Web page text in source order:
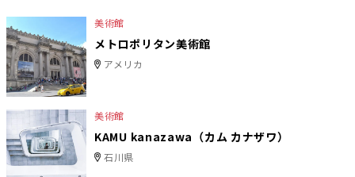
美術館
メトロポリタン美術館
アメリカ
美術館
KAMU kanazawa（カム カナザワ）
石川県